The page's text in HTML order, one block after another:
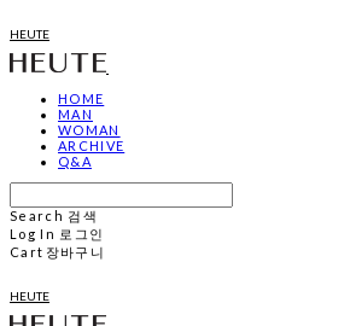
HEUTE
HOME
MAN
WOMAN
ARCHIVE
Q&A
Search 검색
Log In 로그인
Cart 장바구니
HEUTE